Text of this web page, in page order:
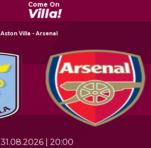
Come On
Villa!
Aston Villa - Arsenal
31.08.2026 | 20:00